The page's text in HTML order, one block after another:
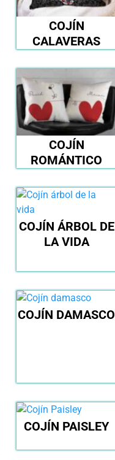
COJÍN
CALAVERAS
COJÍN
ROMÁNTICO
COJÍN ÁRBOL DE
LA VIDA
COJÍN DAMASCO
COJÍN PAISLEY